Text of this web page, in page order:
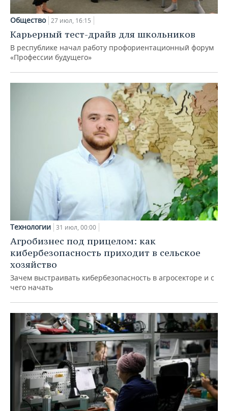
Общество 27 июл, 16:15
Карьерный тест-драйв для школьников
В республике начал работу профориентационный форум
«Профессии будущего»
Технологии 31 июл, 00:00
Агробизнес под прицелом: как
кибербезопасность приходит в сельское
хозяйство
Зачем выстраивать кибербезопасность в агросекторе и с
чего начать